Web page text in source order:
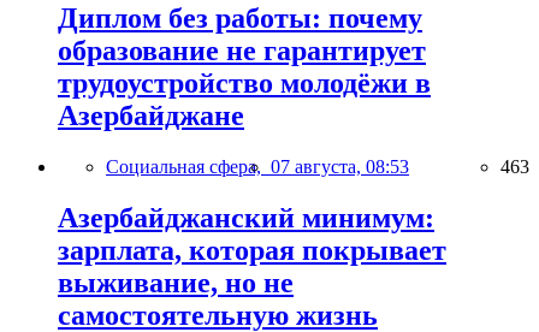
Диплом без работы: почему
образование не гарантирует
трудоустройство молодёжи в
Азербайджане
Социальная сфера, 07 августа, 08:53 463
Азербайджанский минимум:
зарплата, которая покрывает
выживание, но не
самостоятельную жизнь